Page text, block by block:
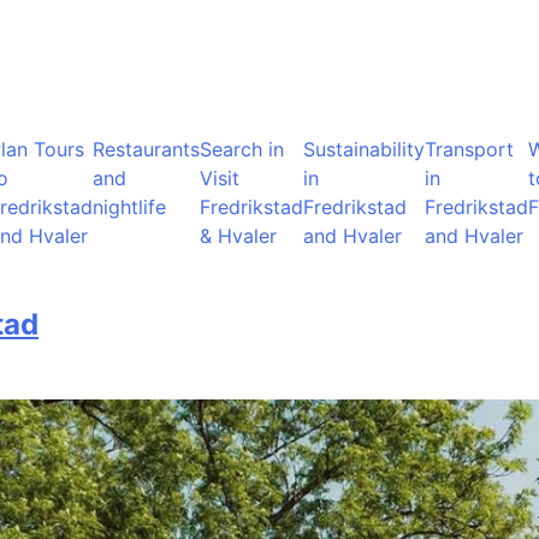
Tours
Hvaler
Restaurants
and
nightlife
Search in
Visit
Fredrikstad
& Hvaler
Sustainability
in
Fredrikstad
and Hvaler
Transport
in
Fredrikstad
and Hvaler